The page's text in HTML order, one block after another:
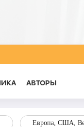
AВТОРЫ
Европа, США,